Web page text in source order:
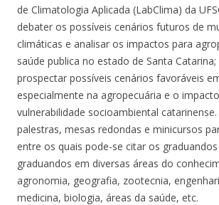
de Climatologia Aplicada (LabClima) da
debater os possíveis cenários futuros de
climáticas e analisar os impactos para
saúde publica no estado de Santa
prospectar possíveis cenários favoráveis
especialmente na agropecuária e o
vulnerabilidade socioambiental
palestras, mesas redondas e minicursos
entre os quais pode-se citar os
graduandos em diversas áreas do
agronomia, geografia, zootecnia,
medicina, biologia, áreas da saúde, etc.